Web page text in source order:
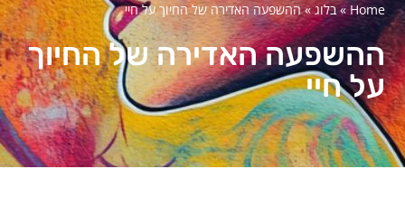
Home
»בלוג»ההשפעה האדירה של החיוך על חיי
ההשפעה האדירה של החיוך
על חיי